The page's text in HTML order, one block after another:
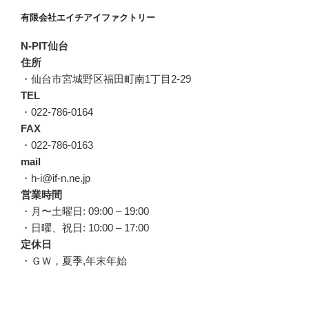
有限会社エイチアイファクトリー
N-PIT仙台
住所
・仙台市宮城野区福田町南1丁目2-29
TEL
・022-786-0164
FAX
・022-786-0163
mail
・h-i@if-n.ne.jp
営業時間
・月〜土曜日: 09:00 – 19:00
・日曜、祝日: 10:00 – 17:00
定休日
・ＧＷ，夏季,年末年始